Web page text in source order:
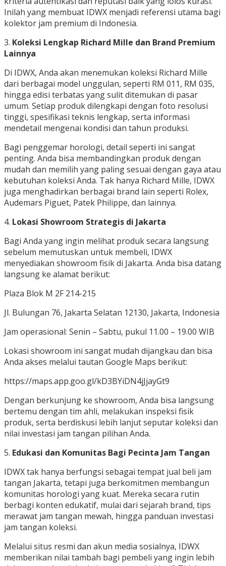
Inilah yang membuat IDWX menjadi referensi utama bagi
kolektor jam premium di Indonesia.
3. Koleksi Lengkap Richard Mille dan Brand Premium
Lainnya
Di IDWX, Anda akan menemukan koleksi Richard Mille
dari berbagai model unggulan, seperti RM 011, RM 035,
hingga edisi terbatas yang sulit ditemukan di pasar
umum. Setiap produk dilengkapi dengan foto resolusi
tinggi, spesifikasi teknis lengkap, serta informasi
mendetail mengenai kondisi dan tahun produksi.
Bagi penggemar horologi, detail seperti ini sangat
penting. Anda bisa membandingkan produk dengan
mudah dan memilih yang paling sesuai dengan gaya atau
kebutuhan koleksi Anda. Tak hanya Richard Mille, IDWX
juga menghadirkan berbagai brand lain seperti Rolex,
Audemars Piguet, Patek Philippe, dan lainnya.
4. Lokasi Showroom Strategis di Jakarta
Bagi Anda yang ingin melihat produk secara langsung
sebelum memutuskan untuk membeli, IDWX
menyediakan showroom fisik di Jakarta. Anda bisa datang
langsung ke alamat berikut:
Plaza Blok M 2F 214-215
Jl. Bulungan 76, Jakarta Selatan 12130, Jakarta, Indonesia
Jam operasional: Senin – Sabtu, pukul 11.00 – 19.00 WIB
Lokasi showroom ini sangat mudah dijangkau dan bisa
Anda akses melalui tautan Google Maps berikut:
https://maps.app.goo.gl/kD3BYiDN4jJjayGt9
Dengan berkunjung ke showroom, Anda bisa langsung
bertemu dengan tim ahli, melakukan inspeksi fisik
produk, serta berdiskusi lebih lanjut seputar koleksi dan
nilai investasi jam tangan pilihan Anda.
5. Edukasi dan Komunitas Bagi Pecinta Jam Tangan
IDWX tak hanya berfungsi sebagai tempat jual beli jam
tangan Jakarta, tetapi juga berkomitmen membangun
komunitas horologi yang kuat. Mereka secara rutin
berbagi konten edukatif, mulai dari sejarah brand, tips
merawat jam tangan mewah, hingga panduan investasi
jam tangan koleksi.
Melalui situs resmi dan akun media sosialnya, IDWX
memberikan nilai tambah bagi pembeli yang ingin lebih